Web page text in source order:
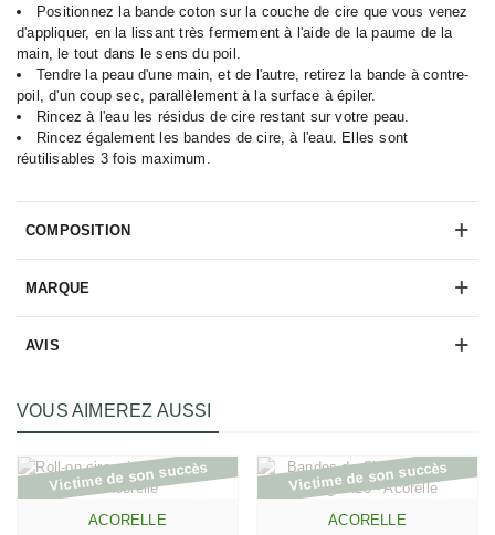
Positionnez la bande coton sur la couche de cire que vous venez
d'appliquer, en la lissant très fermement à l'aide de la paume de la
main, le tout dans le sens du poil.
Tendre la peau d'une main, et de l'autre, retirez la bande à contre-
poil, d'un coup sec, parallèlement à la surface à épiler.
Rincez à l'eau les résidus de cire restant sur votre peau.
Rincez également les bandes de cire, à l'eau. Elles sont
réutilisables 3 fois maximum.
COMPOSITION
MARQUE
AVIS
VOUS AIMEREZ AUSSI
Victime de son succès
ACORELLE
Victime de son succès
ACORELLE